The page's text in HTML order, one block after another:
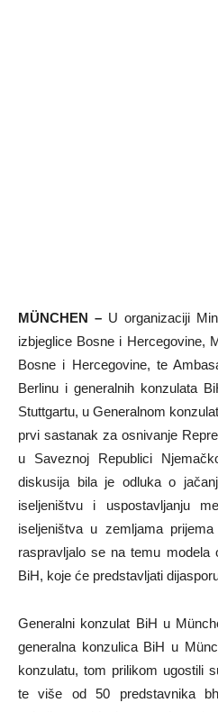
MÜNCHEN – U organizaciji
izbjeglice Bosne i Hercegovine,
Bosne i Hercegovine, te
Berlinu i generalnih konzulata
Stuttgartu, u Generalnom
prvi sastanak za osnivanje
u Saveznoj Republici
diskusija bila je odluka o
iseljeništvu i uspostavljanju
iseljeništva u zemljama
raspravljalo se na temu modela
BiH, koje će predstavljati
Generalni konzulat BiH u
generalna konzulica BiH u
konzulatu, tom prilikom ugostili
te više od 50 predstavnika